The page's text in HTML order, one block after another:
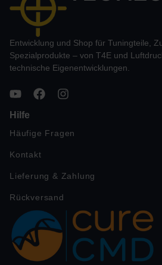
Entwicklung und Shop für Tuningteile,
Spezialprodukte – von T4E und
technische Eigenentwicklungen.
Hilfe
Häufige Fragen
Kontakt
Lieferung & Zahlung
Rückversand